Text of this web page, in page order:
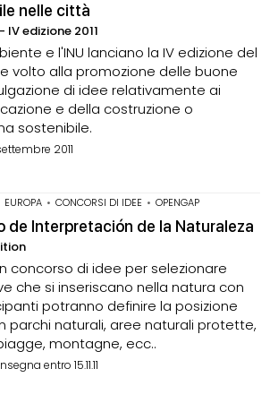
nelle città
edizione 2011
e l'INU lanciano la IV edizione del
volto alla promozione delle buone
di idee relativamente ai
e della costruzione o
sostenibile.
2011
EUROPA • CONCORSI DI IDEE • OPENGAP
de Interpretación de la Naturaleza
concorso di idee per selezionare
che si inseriscano nella natura con
potranno definire la posizione
parchi naturali, aree naturali protette,
montagne, ecc..
entro 15.11.11